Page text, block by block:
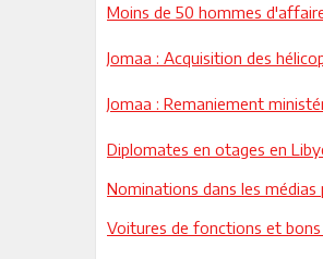
Moins de 50 hommes
Jomaa : Acquisition des
Jomaa : Remaniement
Diplomates en otages en
Nominations dans les
Voitures de fonctions et bons